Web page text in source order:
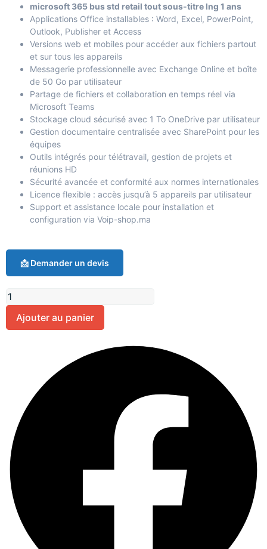
microsoft 365 bus std retail tout sous-titre lng 1 ans
Applications Office installables : Word, Excel, PowerPoint,
Outlook, Publisher et Access
Versions web et mobiles pour accéder aux fichiers partout
et sur tous les appareils
Messagerie professionnelle avec Exchange Online et boîte
de 50 Go par utilisateur
Partage de fichiers et collaboration en temps réel via
Microsoft Teams
Stockage cloud sécurisé avec 1 To OneDrive par utilisateur
Gestion documentaire centralisée avec SharePoint pour les
équipes
Outils intégrés pour télétravail, gestion de projets et
réunions HD
Sécurité avancée et conformité aux normes internationales
Licence flexible : accès jusqu’à 5 appareils par utilisateur
Support et assistance locale pour installation et
configuration via Voip-shop.ma
📩 Demander un devis
Ajouter au panier